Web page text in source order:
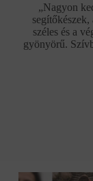
„Nagyon
segítőkészek,
széles és a
gyönyörű.